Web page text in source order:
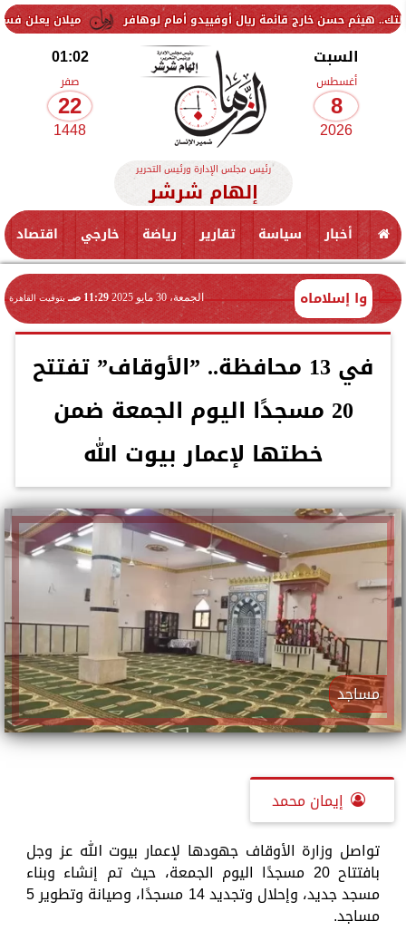
ميلان يعلن فسخ عقد إسماعيل قائمة ريال أوفييدو أمام لوهافر
السبت
أغسطس
8
2026
01:02
صفر
22
1448
رئيس مجلس الإدارة ورئيس التحرير
إلهام شرشر
أخبار سياسة تقارير رياضة خارجي اقتصاد
وا إسلاماه الجمعة، 30 مايو 2025 11:29 صـ بتوقيت القاهرة
في 13 محافظة.. ”الأوقاف” تفتتح
20 مسجدًا اليوم الجمعة ضمن
خطتها لإعمار بيوت الله
مساجد
إيمان محمد
تواصل وزارة الأوقاف جهودها لإعمار بيوت الله عز وجل
بافتتاح 20 مسجدًا اليوم الجمعة، حيث تم إنشاء وبناء
مسجد جديد، وإحلال وتجديد 14 مسجدًا، وصيانة وتطوير 5
مساجد.